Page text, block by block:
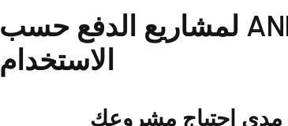
متى يجب استخدام ANPR لمشاريع الدفع حسب
الاستخدام